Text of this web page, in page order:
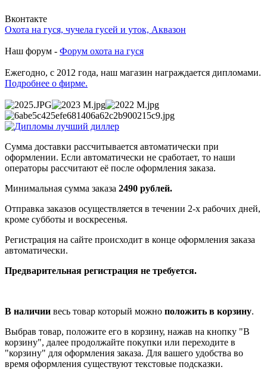
Вконтакте
Охота на гуся, чучела гусей и уток, Аквазон
Наш форум - Форум охота на гуся
Ежегодно, с 2012 года, наш магазин награждается дипломами.
Подробнее о фирме.
Сумма доставки рассчитывается автоматически при
оформлении. Если автоматически не сработает, то наши
операторы рассчитают её после оформления заказа.
Минимальная сумма заказа 2490 рублей.
Отправка заказов осуществляется в течении 2-х рабочих дней,
кроме субботы и воскресенья.
Регистрация на сайте происходит в конце оформления заказа
автоматически.
Предварительная регистрация не требуется.
В наличии весь товар который можно положить в корзину.
Выбрав товар, положите его в корзину, нажав на кнопку "В
корзину", далее продолжайте покупки или переходите в
"корзину" для оформления заказа. Для вашего удобства во
время оформления существуют текстовые подсказки.